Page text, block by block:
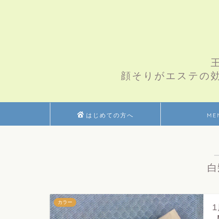
顔そりがエステの
はじめての方へ
カラー